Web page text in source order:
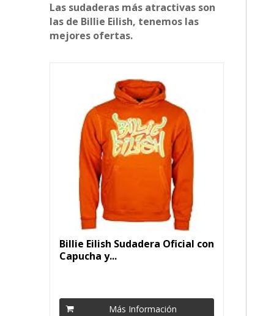
Las sudaderas más atractivas son
las de Billie Eilish, tenemos las
mejores ofertas.
Billie Eilish Sudadera Oficial con
Capucha y...
Más Información